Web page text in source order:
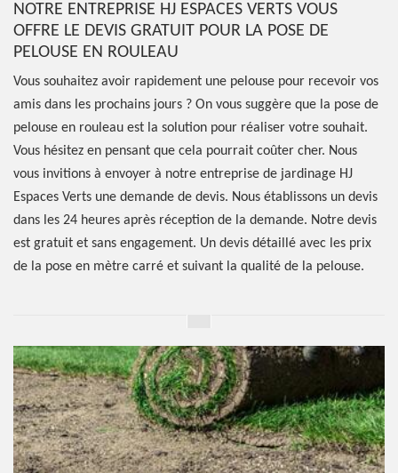
NOTRE ENTREPRISE HJ ESPACES VERTS VOUS
OFFRE LE DEVIS GRATUIT POUR LA POSE DE
PELOUSE EN ROULEAU
Vous souhaitez avoir rapidement une pelouse pour recevoir vos
amis dans les prochains jours ? On vous suggère que la pose de
pelouse en rouleau est la solution pour réaliser votre souhait.
Vous hésitez en pensant que cela pourrait coûter cher. Nous
vous invitions à envoyer à notre entreprise de jardinage HJ
Espaces Verts une demande de devis. Nous établissons un devis
dans les 24 heures après réception de la demande. Notre devis
est gratuit et sans engagement. Un devis détaillé avec les prix
de la pose en mètre carré et suivant la qualité de la pelouse.